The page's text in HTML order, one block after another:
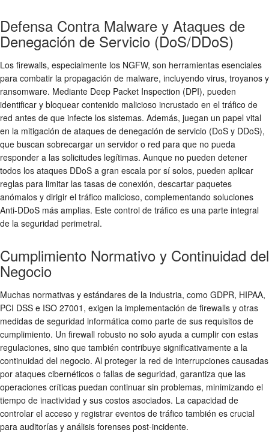
Defensa Contra Malware y Ataques de
Denegación de Servicio (DoS/DDoS)
Los firewalls, especialmente los NGFW, son herramientas esenciales
para combatir la propagación de malware, incluyendo virus, troyanos y
ransomware. Mediante Deep Packet Inspection (DPI), pueden
identificar y bloquear contenido malicioso incrustado en el tráfico de
red antes de que infecte los sistemas. Además, juegan un papel vital
en la mitigación de ataques de denegación de servicio (DoS y DDoS),
que buscan sobrecargar un servidor o red para que no pueda
responder a las solicitudes legítimas. Aunque no pueden detener
todos los ataques DDoS a gran escala por sí solos, pueden aplicar
reglas para limitar las tasas de conexión, descartar paquetes
anómalos y dirigir el tráfico malicioso, complementando soluciones
Anti-DDoS más amplias. Este control de tráfico es una parte integral
de la seguridad perimetral.
Cumplimiento Normativo y Continuidad del
Negocio
Muchas normativas y estándares de la industria, como GDPR, HIPAA,
PCI DSS e ISO 27001, exigen la implementación de firewalls y otras
medidas de seguridad informática como parte de sus requisitos de
cumplimiento. Un firewall robusto no solo ayuda a cumplir con estas
regulaciones, sino que también contribuye significativamente a la
continuidad del negocio. Al proteger la red de interrupciones causadas
por ataques cibernéticos o fallas de seguridad, garantiza que las
operaciones críticas puedan continuar sin problemas, minimizando el
tiempo de inactividad y sus costos asociados. La capacidad de
controlar el acceso y registrar eventos de tráfico también es crucial
para auditorías y análisis forenses post-incidente.